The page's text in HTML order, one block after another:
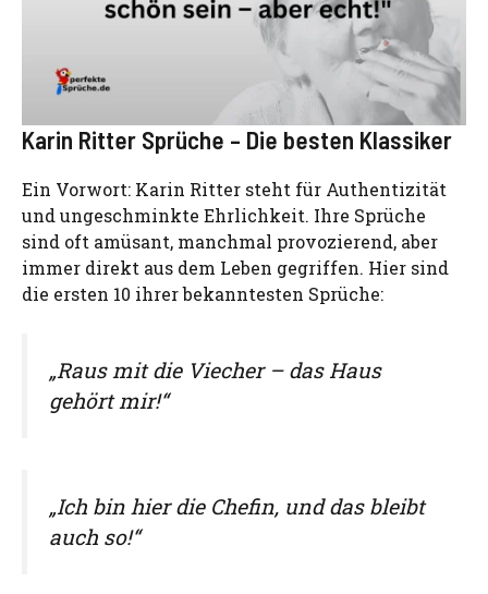
Karin Ritter Sprüche – Die besten Klassiker
Ein Vorwort: Karin Ritter steht für Authentizität
und ungeschminkte Ehrlichkeit. Ihre Sprüche
sind oft amüsant, manchmal provozierend, aber
immer direkt aus dem Leben gegriffen. Hier sind
die ersten 10 ihrer bekanntesten Sprüche:
„Raus mit die Viecher – das Haus
gehört mir!“
„Ich bin hier die Chefin, und das bleibt
auch so!“